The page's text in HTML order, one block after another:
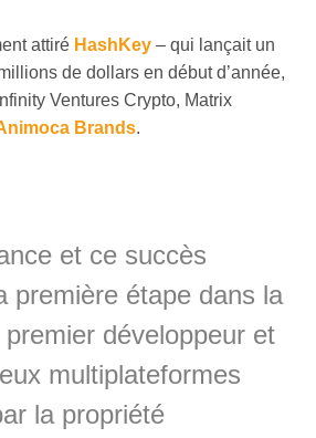
attiré HashKey – qui lançait un
de dollars en début d’année,
Ventures Crypto, Matrix
Brands.
et ce succès
première étape dans la
développeur et
multiplateformes
la propriété